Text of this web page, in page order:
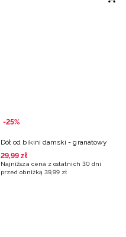
-25%
Dół od bikini damski - granatowy
29,99 zł
Najniższa cena z ostatnich 30 dni
przed obniżką 39,99 zł